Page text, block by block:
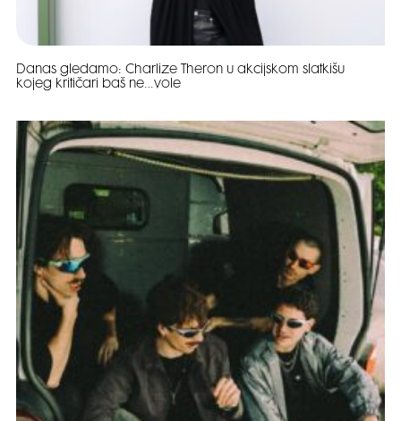
Danas gledamo: Charlize Theron u akcijskom slatkišu
kojeg kritičari baš ne…vole